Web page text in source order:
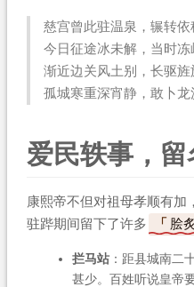
慈宫曾此驻温泉，辗转依
今日征途冰未解，当时冻
渐近边关风土别，长驱旌
孤城寒重深宵静，敢卜龙
爱民轶事，留
康熙帝不但对祖母孝顺有加
驻跸期间留下了许多
脍
拦马站：距县城南二
甚少。百姓听说皇帝